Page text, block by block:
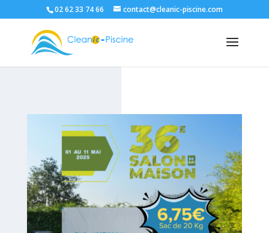
02 62 33 74 66 contact@cleanic-piscine.com